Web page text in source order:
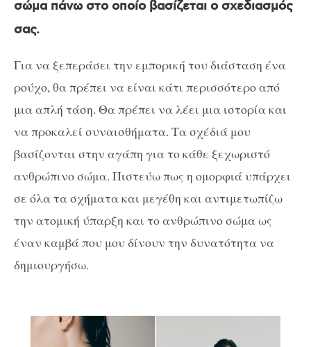
σώμα πάνω στο οποίο βασίζεται ο σχεδιασμός
σας.
Για να ξεπεράσει την εμπορική του διάσταση ένα
ρούχο, θα πρέπει να είναι κάτι περισσότερο από
μια απλή τάση. Θα πρέπει να λέει μια ιστορία και
να προκαλεί συναισθήματα. Τα σχέδιά μου
βασίζονται στην αγάπη για το κάθε ξεχωριστό
ανθρώπινο σώμα. Πιστεύω πως η ομορφιά υπάρχει
σε όλα τα σχήματα και μεγέθη και αντιμετωπίζω
την ατομική ύπαρξη και το ανθρώπινο σώμα ως
έναν καμβά που μου δίνουν την δυνατότητα να
δημιουργήσω.